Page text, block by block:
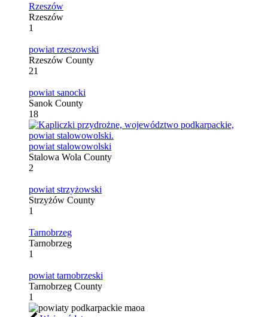
Rzeszów
Rzeszów
1
powiat rzeszowski
Rzeszów County
21
powiat sanocki
Sanok County
18
powiat stalowowolski
Stalowa Wola County
2
powiat strzyżowski
Strzyżów County
1
Tarnobrzeg
Tarnobrzeg
1
powiat tarnobrzeski
Tarnobrzeg County
1